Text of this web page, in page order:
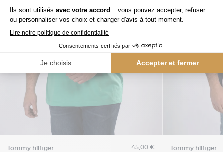
tommy hilfiger
45,00 € tommy hilfiger